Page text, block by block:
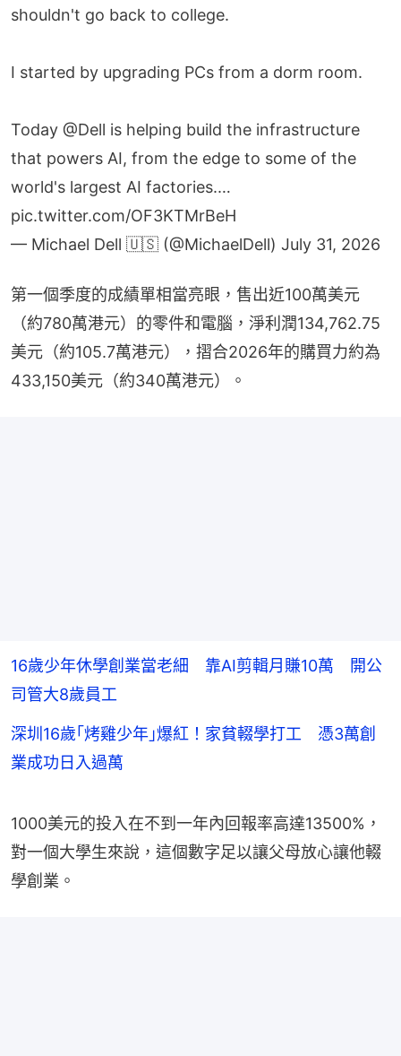
shouldn't go back to college.
I started by upgrading PCs from a dorm room.
Today @Dell is helping build the infrastructure
that powers AI, from the edge to some of the
world's largest AI factories.…
pic.twitter.com/OF3KTMrBeH
— Michael Dell 🇺🇸 (@MichaelDell) July 31, 2026
第一個季度的成績單相當亮眼，售出近100萬美元
（約780萬港元）的零件和電腦，淨利潤134,762.75
美元（約105.7萬港元），摺合2026年的購買力約為
433,150美元（約340萬港元）。
16歲少年休學創業當老細 靠AI剪輯月賺10萬 開公
司管大8歲員工
深圳16歲｢烤雞少年｣爆紅！家貧輟學打工 憑3萬創
業成功日入過萬
1000美元的投入在不到一年內回報率高達13500%，
對一個大學生來說，這個數字足以讓父母放心讓他輟
學創業。